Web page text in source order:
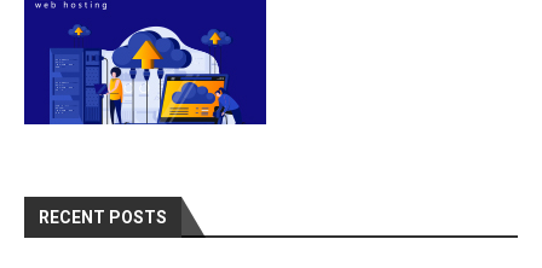
RECENT POSTS